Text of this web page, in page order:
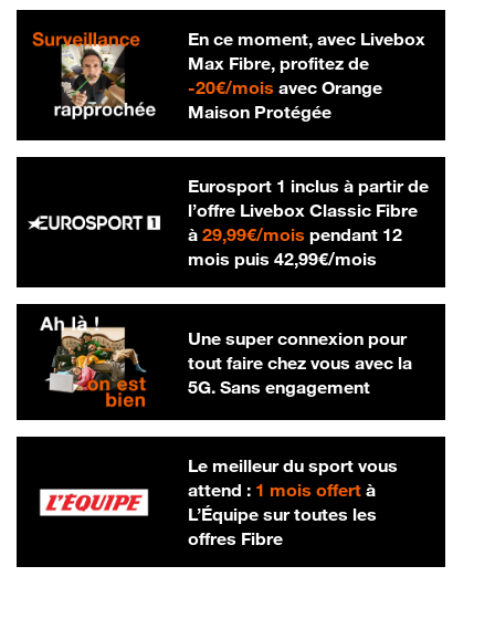
En ce moment, avec Livebox
Max Fibre, profitez de
-20€/mois20 € par mois
avec Orange
Maison Protégée
Eurosport 1 inclus à partir de
l’offre Livebox Classic Fibre
à 29,99€/mois29,99 € par mois
pendant 12
mois puis 42,99€/mois42,99 € par
Une super connexion pour
tout faire chez vous avec la
5G. Sans engagement
Le meilleur du sport vous
attend : 1 mois offertà
L’Équipe sur toutes les
offres Fibre